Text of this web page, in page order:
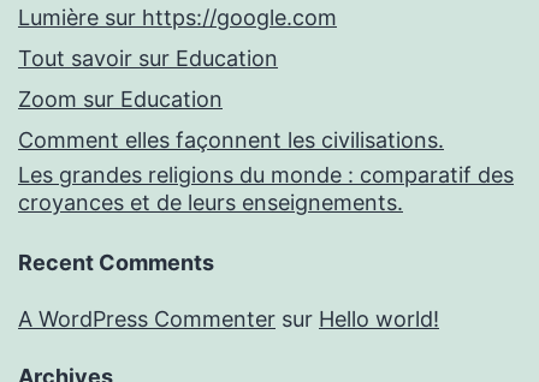
Lumière sur https://google.com
Tout savoir sur Education
Zoom sur Education
Comment elles façonnent les civilisations.
Les grandes religions du monde : comparatif des
croyances et de leurs enseignements.
Recent Comments
A WordPress Commenter sur Hello world!